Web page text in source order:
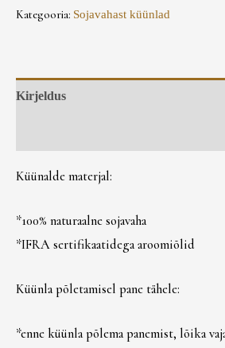
Kategooria: Sojavahast küünlad
Kirjeldus
Küünalde materjal:
*100% naturaalne sojavaha
*IFRA sertifikaatidega aroomiõlid
Küünla põletamisel pane tähele:
*enne küünla põlema panemist, lõika
Kupongi
Liitu
Kupong kehtib 360